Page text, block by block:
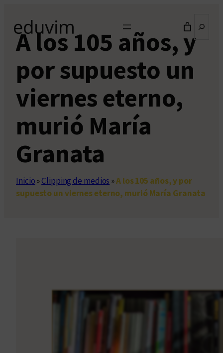
contenido
A los 105 años, y
por supuesto un
viernes eterno,
murió María
Granata
Inicio»Clipping de medios »A los 105 años, y por
supuesto un viernes eterno, murió María Granata